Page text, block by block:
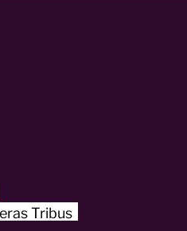
Tribus